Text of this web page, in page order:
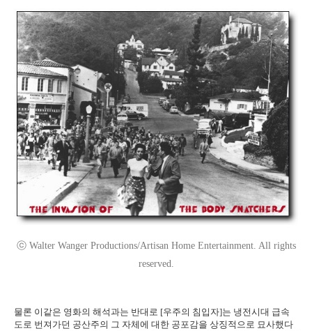
ⓒ Walter Wanger Productions/Artisan Home Entertainment. All rights
reserved.
물론 이같은 영화의 해석과는 반대로 [우주의 침입자]는 냉전시대 급속
도로 번져가던 공산주의 그 자체에 대한 공포감을 상징적으로 묘사했다